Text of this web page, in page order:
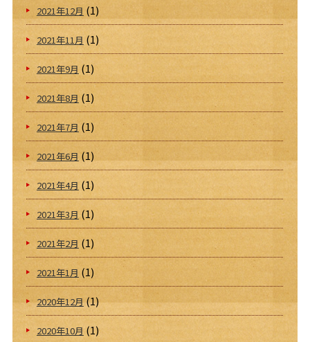
2021年12月 (1)
2021年11月 (1)
2021年9月 (1)
2021年8月(1)
2021年7月 (1)
2021年6月 (1)
2021年4月 (1)
2021年3月 (1)
2021年2月 (1)
2021年1月 (1)
2020年12月(1)
2020年10月(1)